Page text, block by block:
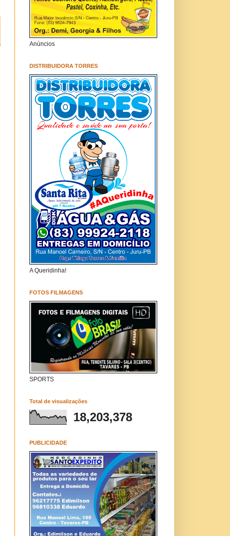
Anúncios
DISTRIBUIDORA TORRES
A Queridinha!
FOTOS FILMAGENS
SPORTS
Total de visualizações
18,203,378
PUBLICIDADE